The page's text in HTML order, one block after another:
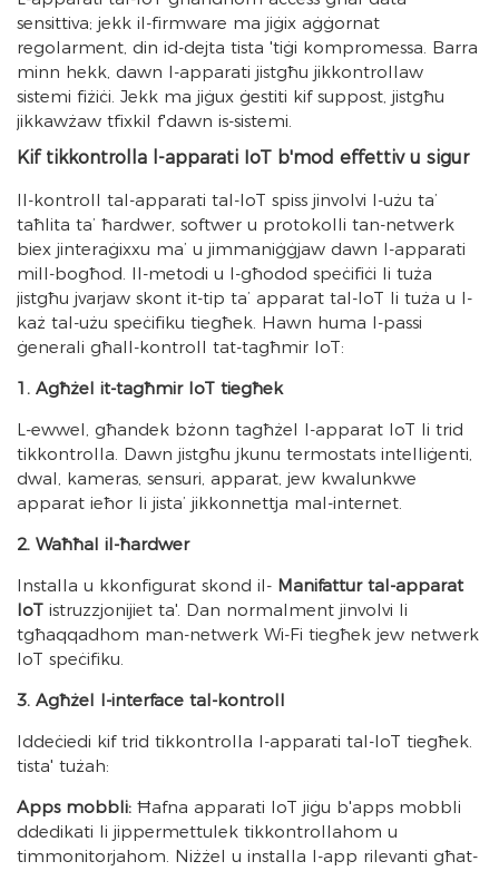
sensittiva; jekk il-firmware ma jiġix aġġornat
regolarment, din id-dejta tista 'tiġi kompromessa. Barra
minn hekk, dawn l-apparati jistgħu jikkontrollaw
sistemi fiżiċi. Jekk ma jiġux ġestiti kif suppost, jistgħu
jikkawżaw tfixkil f'dawn is-sistemi.
Kif tikkontrolla l-apparati IoT b'mod effettiv u sigur
Il-kontroll tal-apparati tal-IoT spiss jinvolvi l-użu ta’
taħlita ta’ ħardwer, softwer u protokolli tan-netwerk
biex jinteraġixxu ma’ u jimmaniġġjaw dawn l-apparati
mill-bogħod. Il-metodi u l-għodod speċifiċi li tuża
jistgħu jvarjaw skont it-tip ta’ apparat tal-IoT li tuża u l-
każ tal-użu speċifiku tiegħek. Hawn huma l-passi
ġenerali għall-kontroll tat-tagħmir IoT:
1. Agħżel it-tagħmir IoT tiegħek
L-ewwel, għandek bżonn tagħżel l-apparat IoT li trid
tikkontrolla. Dawn jistgħu jkunu termostats intelliġenti,
dwal, kameras, sensuri, apparat, jew kwalunkwe
apparat ieħor li jista’ jikkonnettja mal-internet.
2. Waħħal il-ħardwer
Installa u kkonfigurat skond il- Manifattur tal-apparat
IoT istruzzjonijiet ta'. Dan normalment jinvolvi li
tgħaqqadhom man-netwerk Wi-Fi tiegħek jew netwerk
IoT speċifiku.
3. Agħżel l-interface tal-kontroll
Iddeċiedi kif trid tikkontrolla l-apparati tal-IoT tiegħek.
tista' tużah:
Apps mobbli: Ħafna apparati IoT jiġu b'apps mobbli
ddedikati li jippermettulek tikkontrollahom u
timmonitorjahom. Niżżel u installa l-app rilevanti għat-